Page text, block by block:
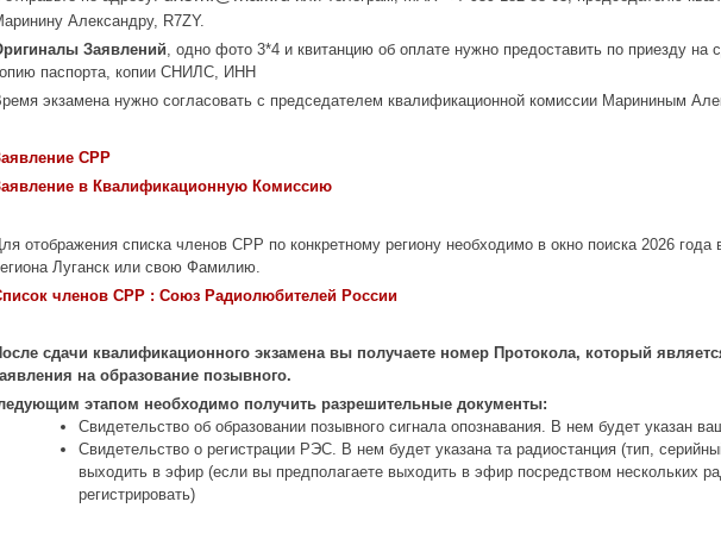
Александру, R7ZY.
Заявлений , одно фото 3*4 и квитанцию об оплате нужно предоставить по приезду на
паспорта, копии СНИЛС, ИНН
экзамена нужно согласовать с председателем квалификационной комиссии Марининым
СРР
в Квалификационную Комиссию
отображения списка членов СРР по конкретному региону необходимо в окно поиска 2026 года
Луганск или свою Фамилию.
членов СРР : Союз Радиолюбителей России
сдачи квалификационного экзамена вы получаете номер Протокола, который
на образование позывного.
этапом необходимо получить разрешительные документы:
Свидетельство об образовании позывного сигнала опознавания. В нем будет указан
Свидетельство о регистрации РЭС. В нем будет указана та радиостанция (тип,
выходить в эфир (если вы предполагаете выходить в эфир посредством нескольких
регистрировать)